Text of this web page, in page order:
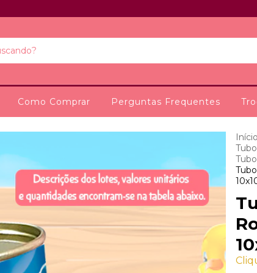
Como Comprar Perguntas Frequentes
Início